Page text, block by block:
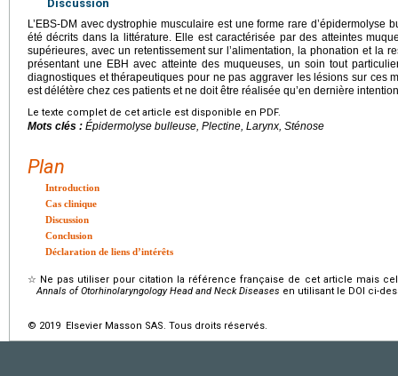
Discussion
L’EBS-DM avec dystrophie musculaire est une forme rare d’épidermolyse
été décrits dans la littérature. Elle est caractérisée par des atteintes
supérieures, avec un retentissement sur l’alimentation, la phonation et la
présentant une EBH avec atteinte des muqueuses, un soin tout
diagnostiques et thérapeutiques pour ne pas aggraver les lésions sur ces
est délétère chez ces patients et ne doit être réalisée qu’en dernière
Le texte complet de cet article est disponible en PDF.
Mots clés : Épidermolyse bulleuse, Plectine, Larynx, Sténose
Plan
Introduction
Cas clinique
Discussion
Conclusion
Déclaration de liens d’intérêts
☆ Ne pas utiliser pour citation la référence française de cet article mais
Annals of Otorhinolaryngology Head and Neck Diseases en utilisant le DOI ci-
© 2019 Elsevier Masson SAS. Tous droits réservés.